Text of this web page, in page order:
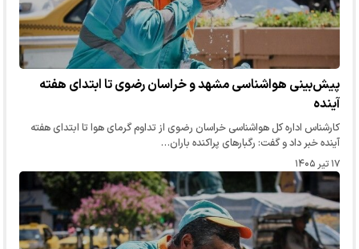
پیش‌بینی هواشناسی مشهد و خراسان رضوی تا ابتدای هفته
آینده
کارشناس اداره کل هواشناسی خراسان رضوی از تداوم گرمای هوا تا ابتدای هفته
آینده خبر داد و گفت: رگبار‌های پراکنده باران…
۱۷ تیر ۱۴۰۵